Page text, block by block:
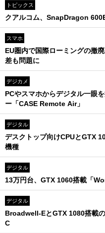
トピックス
クアルコム、SnapDragon
スマホ
EU圏内で国際ローミングの撤
差も問題に
デジカメ
PCやスマホからデジタル一眼
ー「CASE Remote Air」
デジタル
デスクトップ向けCPUとGTX
機種
デジタル
13万円台、GTX 1060搭載「
デジタル
Broadwell-EとGTX 1080搭載
C